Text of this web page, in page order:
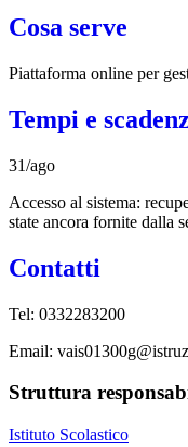
Cosa serve
Piattaforma online per
Tempi e
31/ago
Accesso al sistema:
state ancora fornite dalla
Contatti
Tel: 0332283200
Email:
Struttura
Istituto Scolastico